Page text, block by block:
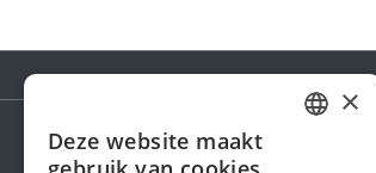
×
Deze website maakt